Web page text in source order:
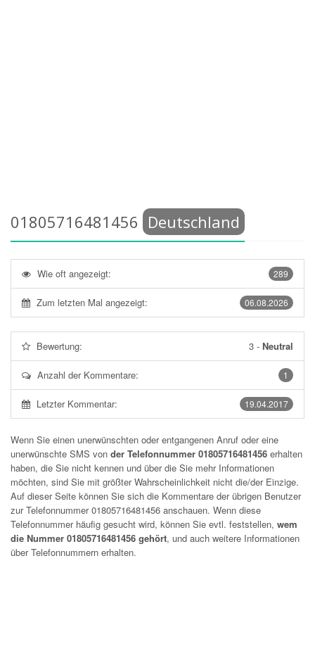
01805716481456 Deutschland
289
Wie oft angezeigt:
06.08.2026
Zum letzten Mal angezeigt:
Bewertung: 3 - Neutral
1
Anzahl der Kommentare:
19.04.2017
Letzter Kommentar:
Wenn Sie einen unerwünschten oder entgangenen Anruf oder eine
unerwünschte SMS von der Telefonnummer 01805716481456 erhalten
haben, die Sie nicht kennen und über die Sie mehr Informationen
möchten, sind Sie mit größter Wahrscheinlichkeit nicht die/der Einzige.
Auf dieser Seite können Sie sich die Kommentare der übrigen Benutzer
zur Telefonnummer01805716481456 anschauen. Wenn diese
Telefonnummer häufig gesucht wird, können Sie evtl. feststellen, wem
die Nummer 01805716481456 gehört, und auch weitere Informationen
über Telefonnummern erhalten.